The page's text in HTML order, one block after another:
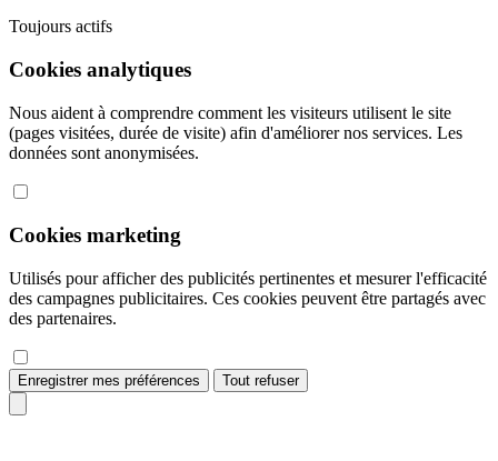
Toujours actifs
Cookies analytiques
Nous aident à comprendre comment les visiteurs utilisent le site
(pages visitées, durée de visite) afin d'améliorer nos services. Les
données sont anonymisées.
Cookies marketing
Utilisés pour afficher des publicités pertinentes et mesurer l'efficacité
des campagnes publicitaires. Ces cookies peuvent être partagés avec
des partenaires.
Enregistrer mes préférences Tout refuser